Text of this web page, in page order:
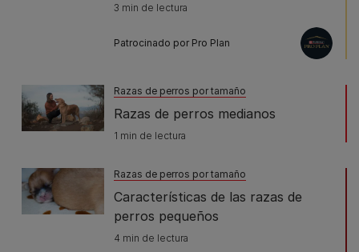
3 min de lectura
Patrocinado por Pro Plan
Razas de perros por tamaño
Razas de perros medianos
1 min de lectura
Razas de perros por tamaño
Características de las razas de
perros pequeños
4 min de lectura